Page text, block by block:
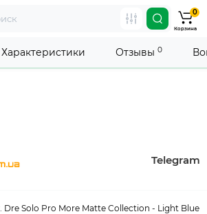
магазина временно приостановлена.
чтобы возобновить прием
как можно скорее.
Telegram
0
Корзина
Dre Solo Pro More Matte Collection - Light Blue
Характеристики Отзывы 0